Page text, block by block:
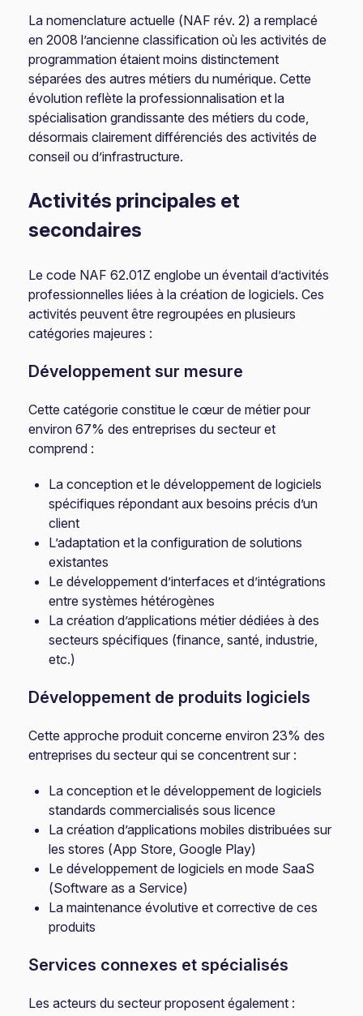
La nomenclature actuelle (NAF rév. 2) a remplacé
en 2008 l’ancienne classification où les activités de
programmation étaient moins distinctement
séparées des autres métiers du numérique. Cette
évolution reflète la professionnalisation et la
spécialisation grandissante des métiers du code,
désormais clairement différenciés des activités de
conseil ou d’infrastructure.
Activités principales et
secondaires
Le code NAF 62.01Z englobe un éventail d’activités
professionnelles liées à la création de logiciels. Ces
activités peuvent être regroupées en plusieurs
catégories majeures :
Développement sur mesure
Cette catégorie constitue le cœur de métier pour
environ 67% des entreprises du secteur et
comprend :
La conception et le développement de logiciels
spécifiques répondant aux besoins précis d’un
client
L’adaptation et la configuration de solutions
existantes
Le développement d’interfaces et d’intégrations
entre systèmes hétérogènes
La création d’applications métier dédiées à des
secteurs spécifiques (finance, santé, industrie,
etc.)
Développement de produits logiciels
Cette approche produit concerne environ 23% des
entreprises du secteur qui se concentrent sur :
La conception et le développement de logiciels
standards commercialisés sous licence
La création d’applications mobiles distribuées sur
les stores (App Store, Google Play)
Le développement de logiciels en mode SaaS
(Software as a Service)
La maintenance évolutive et corrective de ces
produits
Services connexes et spécialisés
Les acteurs du secteur proposent également :